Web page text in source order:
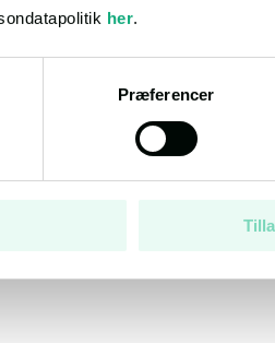
her.
Præferencer
plastmaterialer med et bebygget
med et bebygget areal på 5